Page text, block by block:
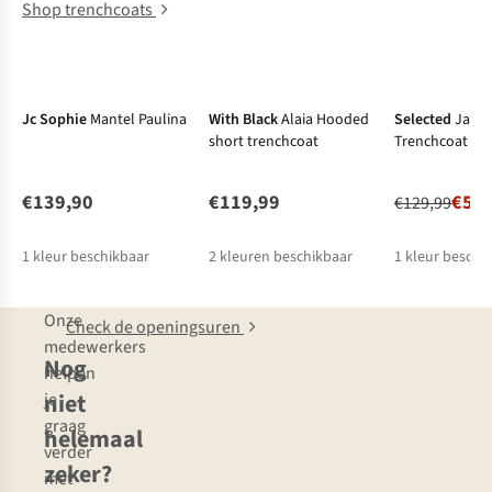
Shop trenchcoats
Jc Sophie Mantel Paulina
€139,90
1 kleur beschikbaar
With BlackAlaia Hooded
short trenchcoat
€119,99
2 kleuren beschikbaar
Selected Jas
Trenchcoat #S
€129,99
1 kleur
Nog
niet
helemaal
zeker?
Onze
medewerkers
helpen
je
graag
verder
met
Check de openingsuren